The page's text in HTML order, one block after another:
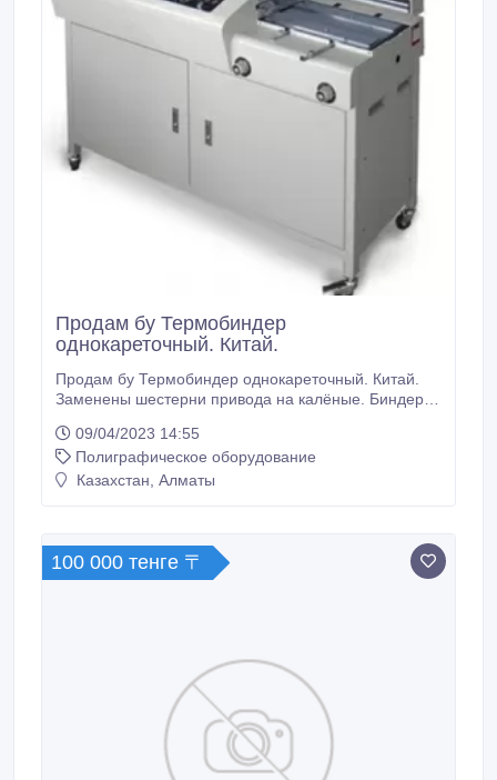
Продам бу Термобиндер
однокареточный. Китай.
Продам бу Термобиндер однокареточный. Китай.
Заменены шестерни привода на калёные. Биндер в
Фото взято из интернета. Биндер аналогичный..
09/04/2023 14:55
Полиграфическое оборудование
Казахстан, Алматы
100 000 тенге 〒